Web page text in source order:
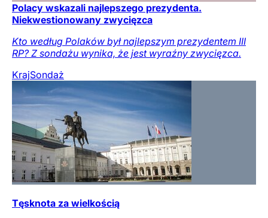
Polacy wskazali najlepszego prezydenta.
Niekwestionowany zwycięzca
Kto według Polaków był najlepszym prezydentem III
RP? Z sondażu wynika, że jest wyraźny zwycięzca.
KrajSondaż
Tęsknota za wielkością